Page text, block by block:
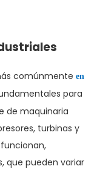
comúnmente en
para
de maquinaria
turbinas y
que pueden variar